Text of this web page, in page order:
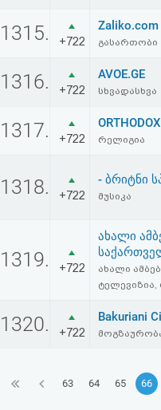
1315. +722
Zaliko.com
გასართობი
1316. +722
AVOE.GE
სხვადასხვა
1317. +722 რელიგია
1318. +722
- ბრიტნი
მუსიკა
1319. +722
ახალი
ახალი
1320. +722
Bakuriani
63 64 65 66